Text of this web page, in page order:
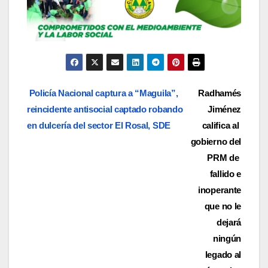
Navegación
de
Radhamés
Jiménez
califica al
gobierno del
PRM de
fallido e
inoperante
que no le
dejará
ningún
legado al
Policía Nacional captura a “Maguila”,
reincidente antisocial captado robando
en dulcería del sector El Rosal, SDE